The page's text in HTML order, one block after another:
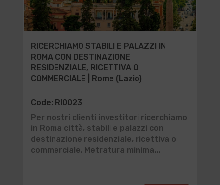
RICERCHIAMO STABILI E PALAZZI IN
ROMA CON DESTINAZIONE
RESIDENZIALE, RICETTIVA O
COMMERCIALE | Rome (Lazio)
Code: RI0023
Per nostri clienti investitori ricerchiamo
in Roma città, stabili e palazzi con
destinazione residenziale, ricettiva o
commerciale. Metratura minima...